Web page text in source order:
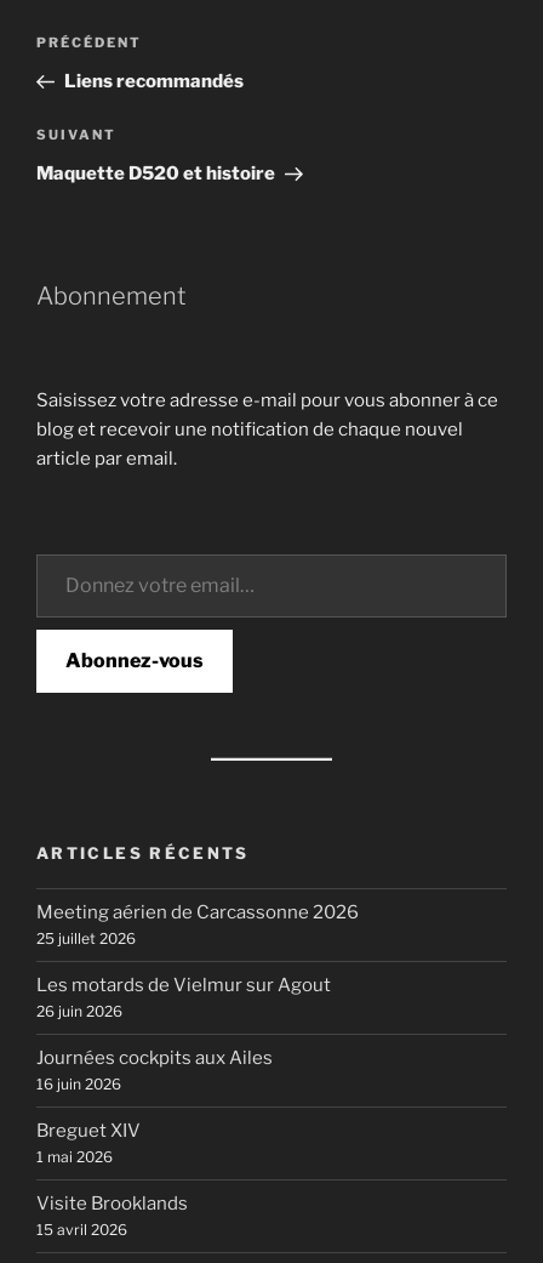
Navigation
l’article
Article
précédent
PRÉCÉDENT
Liens recommandés
Article
suivant
SUIVANT
Maquette D520 et histoire
Abonnement
Saisissez votre adresse e-mail pour vous abonner à ce
blog et recevoir une notification de chaque nouvel
article par email.
Donnez votre email…
Abonnez-vous
ARTICLES RÉCENTS
Meeting aérien de Carcassonne 2026
25 juillet 2026
Les motards de Vielmur sur Agout
26 juin 2026
Journées cockpits aux Ailes
16 juin 2026
Breguet XIV
1 mai 2026
Visite Brooklands
15 avril 2026